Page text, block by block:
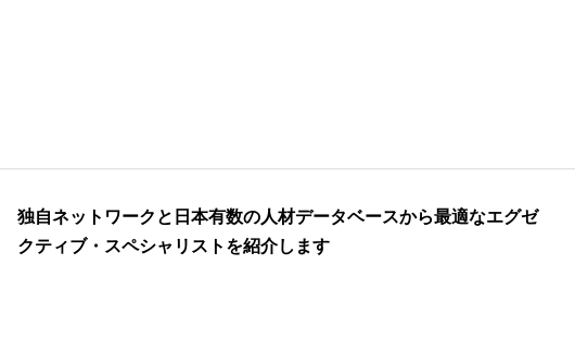
独自ネットワークと日本有数の人材データベースから最適なエグゼ
クティブ・スペシャリストを紹介します